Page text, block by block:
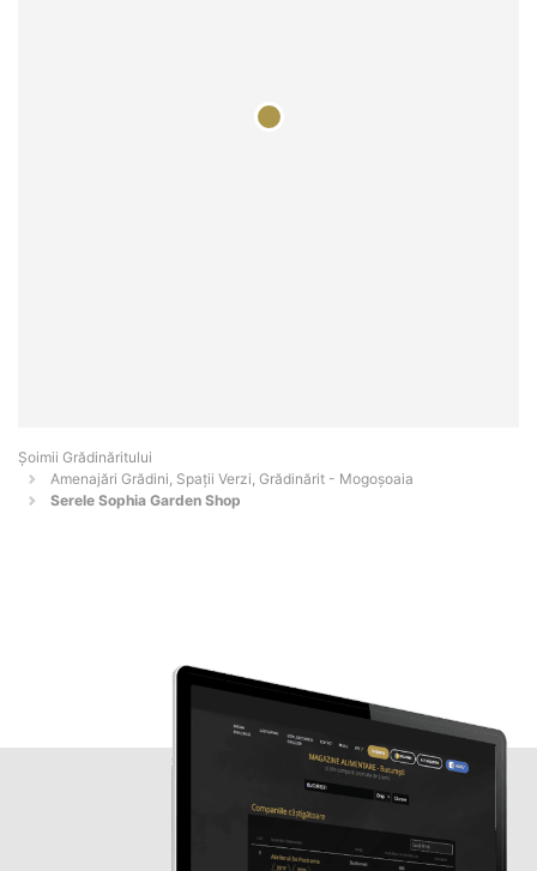
Șoimii Grădinăritului
Amenajări Grădini, Spații Verzi, Grădinărit - Mogoşoaia
Serele Sophia Garden Shop